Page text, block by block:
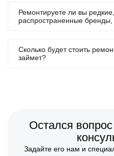
Ремонтируете ли вы
распространенные
Сколько будет стоить
займет?
Остался
Задайте его нам и